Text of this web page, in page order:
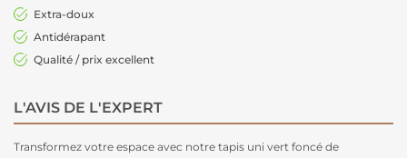
Extra-doux
Antidérapant
Qualité / prix excellent
L'AVIS DE L'EXPERT
Transformez votre espace avec notre tapis uni vert foncé de